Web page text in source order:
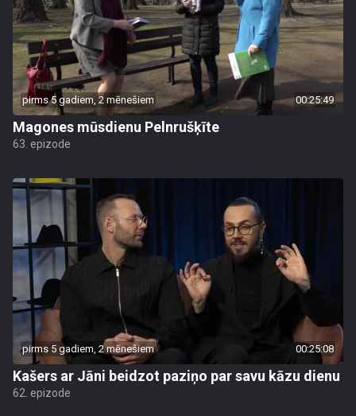
pirms 5 gadiem, 2 mēnešiem 00:25:49
Magones mūsdienu Pelnrušķīte
63. epizode
pirms 5 gadiem, 2 mēnešiem 00:25:08
Kašers ar Jāni beidzot paziņo par savu kāzu dienu
62. epizode